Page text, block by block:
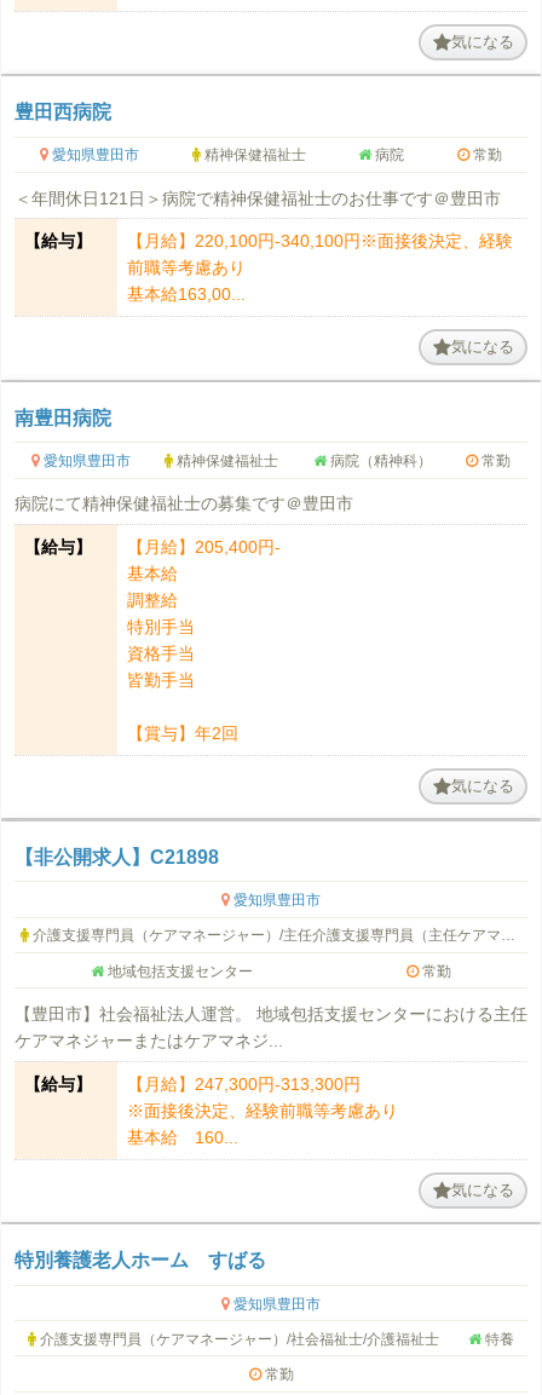
気になる
豊田西病院
愛知県豊田市 精神保健福祉士 病院 常勤
＜年間休日121日＞病院で精神保健福祉士のお仕事です＠豊田市
【給与】
【月給】220,100円-340,100円※面接後決定、経験
前職等考慮あり
基本給163,00...
気になる
南豊田病院
愛知県豊田市 精神保健福祉士 病院（精神科） 常勤
病院にて精神保健福祉士の募集です＠豊田市
【給与】
【月給】205,400円-
基本給
調整給
特別手当
資格手当
皆勤手当
【賞与】年2回
気になる
【非公開求人】C21898
愛知県豊田市
介護支援専門員（ケアマネージャー）/主任介護支援専門員（主任ケアマネージャー）
地域包括支援センター 常勤
【豊田市】社会福祉法人運営。 地域包括支援センターにおける主任
ケアマネジャーまたはケアマネジ...
【給与】
【月給】247,300円-313,300円
※面接後決定、経験前職等考慮あり
基本給 160...
気になる
特別養護老人ホーム すばる
愛知県豊田市
介護支援専門員（ケアマネージャー）/社会福祉士/介護福祉士 特養
常勤